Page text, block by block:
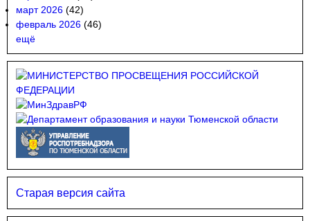
март 2026 (42)
февраль 2026 (46)
ещё
Старая версия сайта